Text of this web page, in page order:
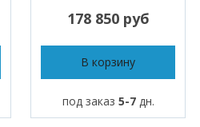
178 850 руб
В корзину
под заказ 5-7дн.